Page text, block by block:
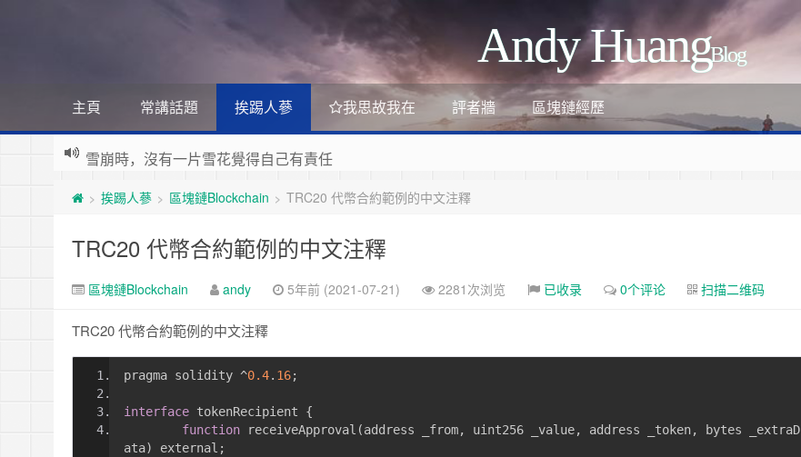
Andy HuangBlog
主頁 常講話題 挨踢人蔘 我思故我在 評者牆 區塊鏈經歷
雪崩時，沒有一片雪花覺得自己有責任
如何讓玩家一直沉迷
如何讓玩家互相仇視
如何讓玩家充值更多
遇事不決 量子力學
量子社會學
文昭論古論今
有最壞的打算 做最好的準備 抱最大的希望
Raft PBFT
Reliable, Replicated, Redundant, And Fault-Tolerant
Practical Byzantine Fault Tolerant
受人之辱，不動一色
查人之過，不揚於眾
覺人之詐，不憤於言
Google 如何進行 Code Review – 6
https://tachingchen.com/tw/blog/how-to-do-a-code-review-by-google-6/
Google 如何進行 Code Review – 5
https://tachingchen.com/tw/blog/how-to-do-a-code-review-by-google-5/
Google 如何進行 Code Review – 4
https://tachingchen.com/tw/blog/how-to-do-a-code-review-by-google-4/
喜大普奔
聞快天相
樂人同走
見心慶造
當我以為那是一個知識點，其實那是一個知識圓
> 挨踢人蔘 > 區塊鏈Blockchain > TRC20 代幣合約範例的中文注釋
TRC20 代幣合約範例的中文注釋
區塊鏈Blockchain andy 5年前 (2021-07-21) 2281次浏览 已收录 0个评论 扫描二维码
TRC20 代幣合約範例的中文注釋
pragma solidity ^0.4. 16;
interface tokenRecipient {
function receiveApproval (address _from, uint256 _value, address _token,
bytes _extraD
ata) external ;